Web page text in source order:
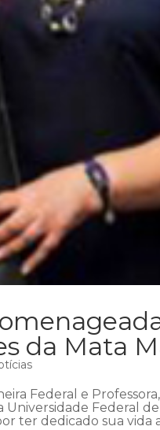
da Mata
Federal e
Federal
ter dedicado sua vida